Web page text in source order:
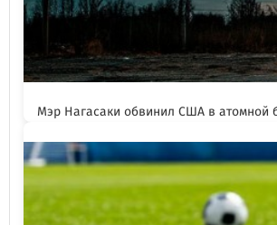
Мэр Нагасаки обвинил США в атомной